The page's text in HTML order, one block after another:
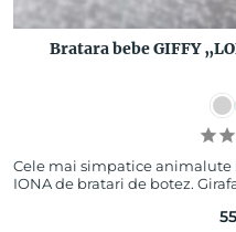
Bratara bebe GIFFY
Cele mai simpatice animalute
IONA de bratari de botez.